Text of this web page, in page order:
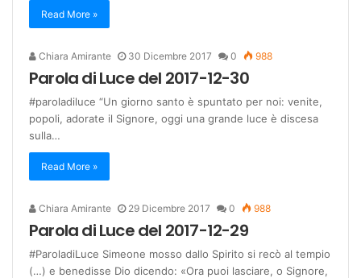
Read More »
Chiara Amirante 30 Dicembre 2017 0 988
Parola di Luce del 2017-12-30
#paroladiluce “Un giorno santo è spuntato per noi: venite,
popoli, adorate il Signore, oggi una grande luce è discesa
sulla…
Read More »
Chiara Amirante 29 Dicembre 2017 0 988
Parola di Luce del 2017-12-29
#ParoladiLuce Simeone mosso dallo Spirito si recò al tempio
(…) e benedisse Dio dicendo: «Ora puoi lasciare, o Signore,